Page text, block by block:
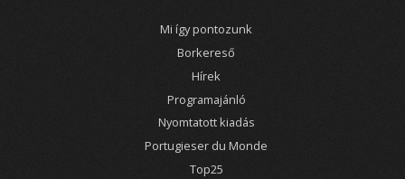
Mi így pontozunk
Borkereső
Hírek
Programajánló
Nyomtatott kiadás
Portugieser du Monde
Top25